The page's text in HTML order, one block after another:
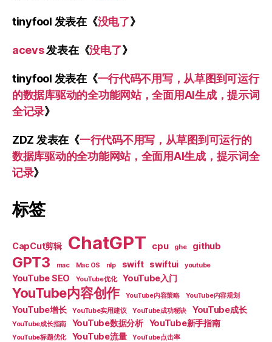
tinyfool 发表在《没电了》
acevs发表在《没电了》
tinyfool 发表在《一行代码不用写，从草图到可运行
的数据库驱动的全功能网站，全面用AI生成，提示词
全记录》
ZDZ 发表在《一行代码不用写，从草图到可运行的
数据库驱动的全功能网站，全面用AI生成，提示词全
记录》
标签
CapCut剪辑 ChatGPT cpu ghe github
GPT3 mac Mac OS nlp swift swiftui youtube
YouTube SEO YouTube优化 YouTube入门
YouTube内容创作 YouTube内容策略 YouTube内容规划
YouTube增长 YouTube实用建议 YouTube成功秘诀 YouTube成长
YouTube成长指南 YouTube数据分析 YouTube新手指南
YouTube标题优化 YouTube流量 YouTube点击率